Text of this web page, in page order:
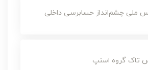
ملی چشم‌انداز حسابرسی داخلی
تاک گروه اسنپ